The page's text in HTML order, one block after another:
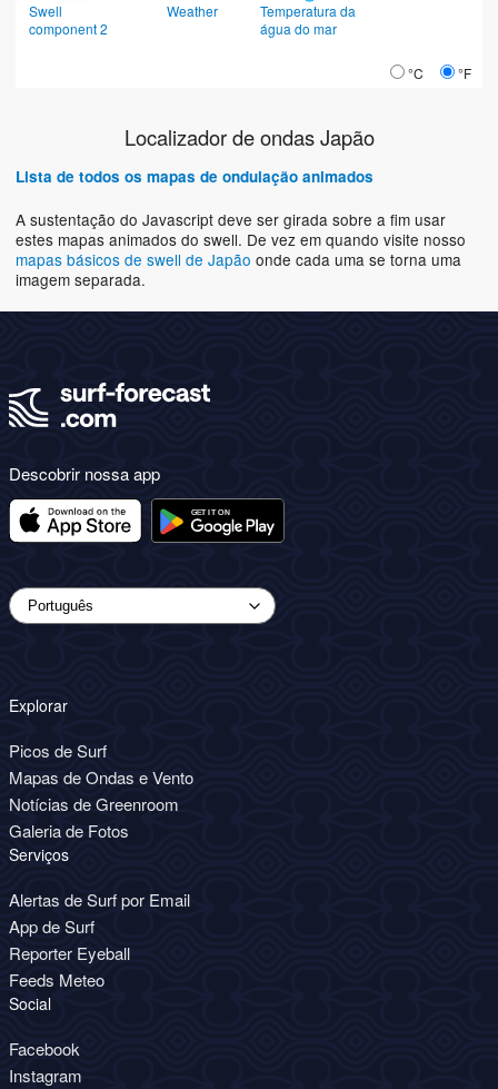
Swell
component 2
Weather
Temperatura da
água do mar
°C °F
Localizador de ondas Japão
Lista de todos os mapas de ondulação animados
A sustentação do Javascript deve ser girada sobre a fim usar
estes mapas animados do swell. De vez em quando visite nosso
mapas básicos de swell de Japão onde cada uma se torna uma
imagem separada.
Descobrir nossa app
Explorar
Picos de Surf
Mapas de Ondas e Vento
Notícias de Greenroom
Galeria de Fotos
Serviços
Alertas de Surf por Email
App de Surf
Reporter Eyeball
Feeds Meteo
Social
Facebook
Instagram